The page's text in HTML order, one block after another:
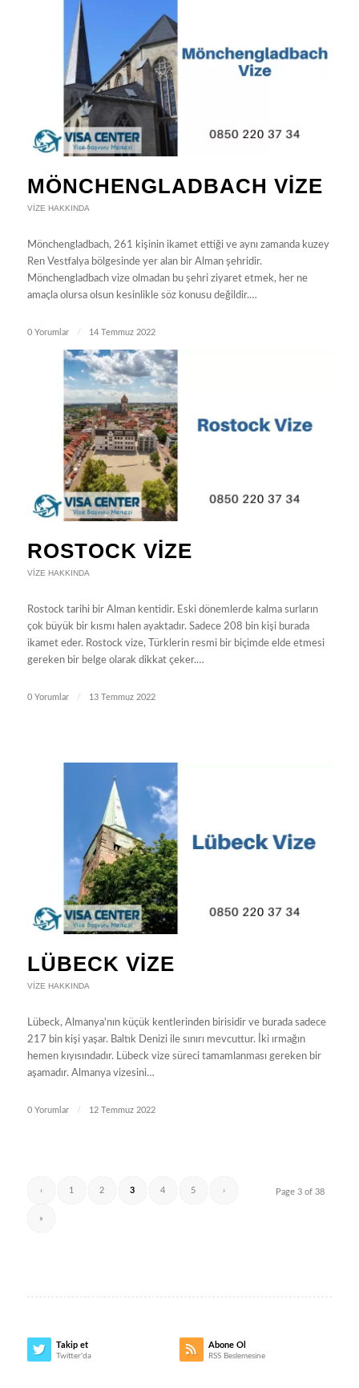
MÖNCHENGLADBACH VIZE
VIZE HAKKINDA
Mönchengladbach, 261 kişinin ikamet ettiği ve aynı zamanda kuzey
Ren Vestfalya bölgesinde yer alan bir Alman şehridir.
Mönchengladbach vize olmadan bu şehri ziyaret etmek, her ne
amaçla olursa olsun kesinlikle söz konusu değildir.…
0 Yorumlar / 14 Temmuz 2022
ROSTOCK VIZE
VIZE HAKKINDA
Rostock tarihi bir Alman kentidir. Eski dönemlerde kalma surların
çok büyük bir kısmı halen ayaktadır. Sadece 208 bin kişi burada
ikamet eder. Rostock vize, Türklerin resmi bir biçimde elde etmesi
gereken bir belge olarak dikkat çeker.…
0 Yorumlar / 13 Temmuz 2022
LÜBECK VIZE
VIZE HAKKINDA
Lübeck, Almanya'nın küçük kentlerinden birisidir ve burada sadece
217 bin kişi yaşar. Baltık Denizi ile sınırı mevcuttur. İki ırmağın
hemen kıyısındadır. Lübeck vize süreci tamamlanması gereken bir
aşamadır. Almanya vizesini…
0 Yorumlar / 12 Temmuz 2022
Page 3 of 38
‹ 1 2 3 4 5 ›
»
Takip et
Twitter'da
Abone Ol
RSS Beslemesine